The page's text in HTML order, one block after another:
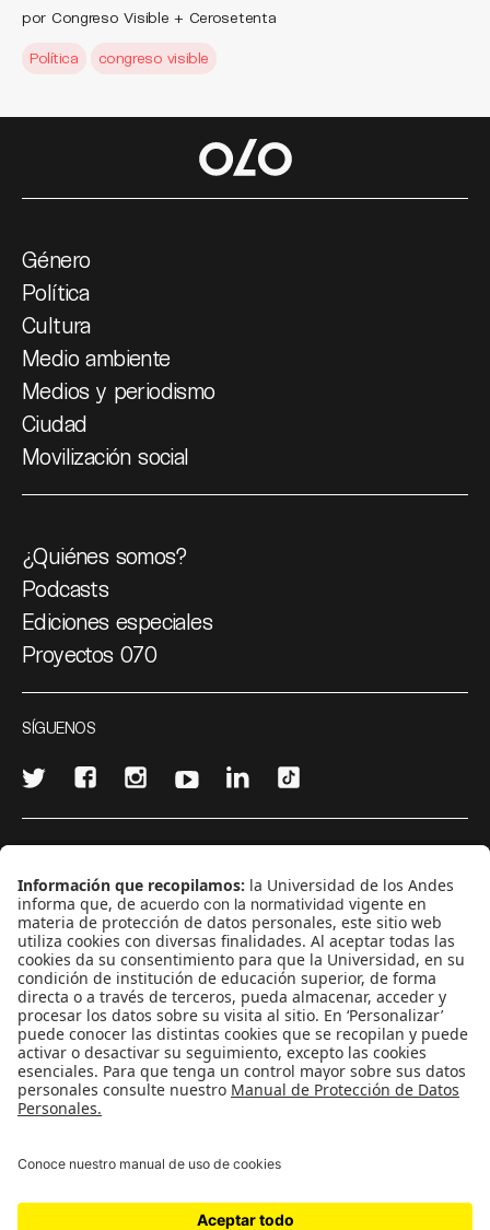
por Congreso Visible + Cerosetenta
Política congreso visible
Género
Política
Cultura
Medio ambiente
Medios y periodismo
Ciudad
Movilización social
¿Quiénes somos?
Podcasts
Ediciones especiales
Proyectos 070
SÍGUENOS
CONTÁCTANOS
cerosetenta@uniandes.edu.co
BOGOTÁ, COLOMBIA
NEWSLETTER